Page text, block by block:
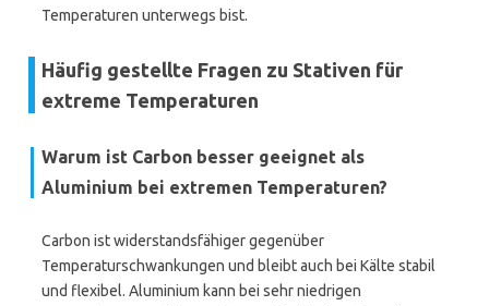
Temperaturen unterwegs bist.
Häufig gestellte Fragen zu Stativen für
extreme Temperaturen
Warum ist Carbon besser geeignet als
Aluminium bei extremen Temperaturen?
Carbon ist widerstandsfähiger gegenüber
Temperaturschwankungen und bleibt auch bei Kälte stabil
und flexibel. Aluminium kann bei sehr niedrigen